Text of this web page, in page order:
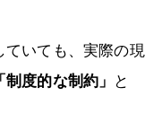
ていても、実際の現
度的な制約」
と